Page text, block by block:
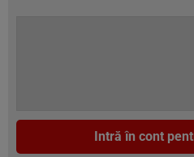
Intră în cont